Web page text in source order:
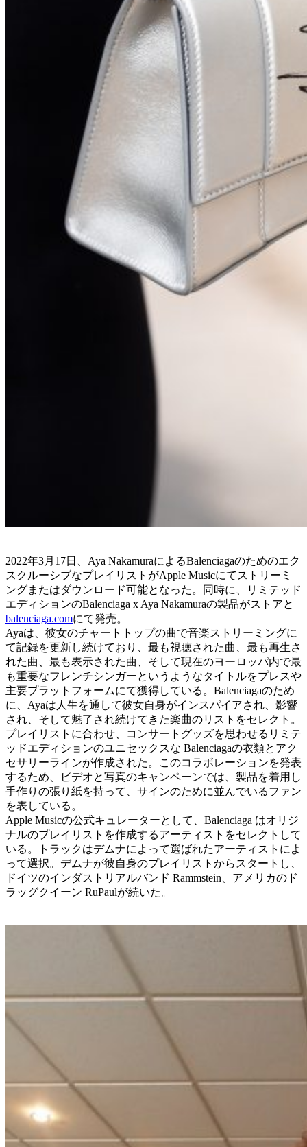
2022年3月17日、Aya NakamuraによるBalenciagaのためのエク
スクルーシブなプレイリストがApple Musicにてストリーミ
ングまたはダウンロード可能となった。同時に、リミテッド
エディションのBalenciaga x Aya Nakamuraの製品がストアと
balenciaga.comにて発売。
Ayaは、彼女のチャートトップの曲で音楽ストリーミングに
て記録を更新し続けており、最も視聴された曲、最も再生さ
れた曲、最も表示された曲、そして現在のヨーロッパ内で最
も重要なフレンチシンガーというようなタイトルをプレスや
主要プラットフォームにて獲得している。Balenciagaのため
に、Ayaは人生を通して彼女自身がインスパイアされ、影響
され、そして魅了され続けてきた楽曲のリストをセレクト。
プレイリストに合わせ、コンサートグッズを思わせるリミテ
ッドエディションのユニセックスな Balenciagaの衣類とアク
セサリーラインが作成された。このコラボレーションを発表
するため、ビデオと写真のキャンペーンでは、製品を着用し
手作りの張り紙を持って、サインのために並んでいるファン
を表している。
Apple Musicの公式キュレーターとして、Balenciaga はオリジ
ナルのプレイリストを作成するアーティストをセレクトして
いる。トラックはデムナによって選ばれたアーティストによ
って選択。デムナが彼自身のプレイリストからスタートし、
ドイツのインダストリアルバンド Rammstein、アメリカのド
ラッグクイーン RuPaulが続いた。